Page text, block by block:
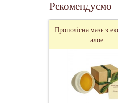
Рекомендуємо
Прополісна мазь з
алое..